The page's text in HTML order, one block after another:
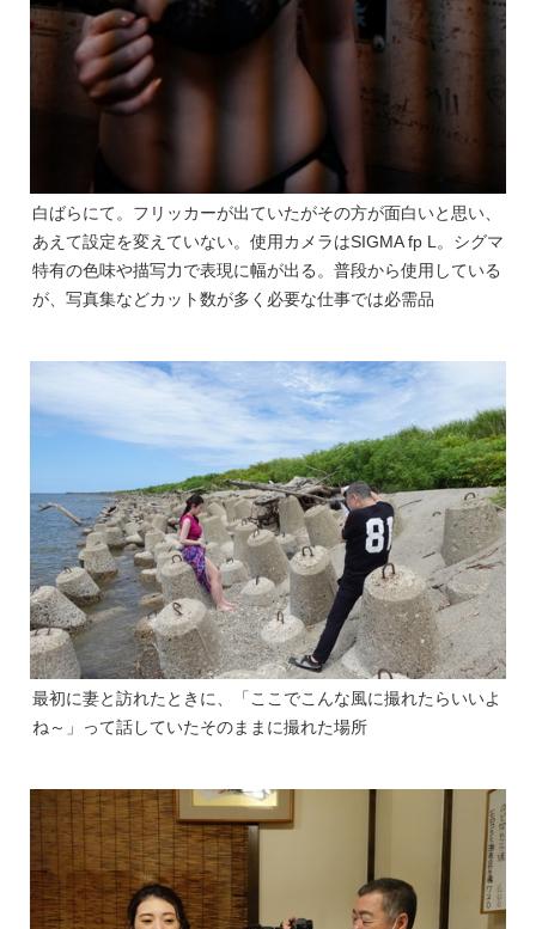
白ばらにて。フリッカーが出ていたがその方が面白いと思い、
あえて設定を変えていない。使用カメラはSIGMA fp L。シグマ
特有の色味や描写力で表現に幅が出る。普段から使用している
が、写真集などカット数が多く必要な仕事では必需品
最初に妻と訪れたときに、「ここでこんな風に撮れたらいいよ
ね～」って話していたそのままに撮れた場所